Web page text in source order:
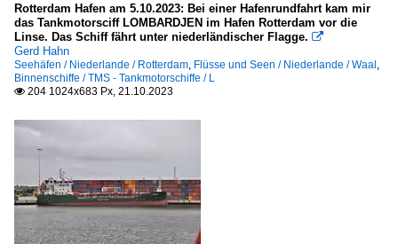
Rotterdam Hafen am 5.10.2023: Bei einer Hafenrundfahrt kam mir
das Tankmotorsciff LOMBARDJEN im Hafen Rotterdam vor die
Linse. Das Schiff fährt unter niederländischer Flagge. 
Gerd Hahn
Seehäfen / Niederlande / Rotterdam, Flüsse und Seen / Niederlande / Waal,
Binnenschiffe / TMS - Tankmotorschiffe / L
 204 1024x683 Px, 21.10.2023